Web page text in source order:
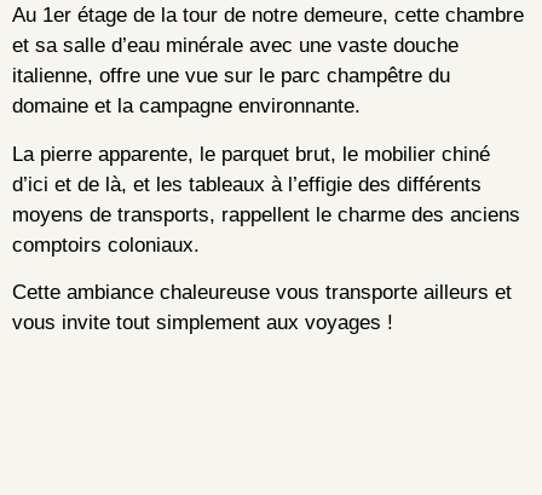
Au 1er étage de la tour de notre demeure, cette chambre
et sa salle d’eau minérale avec une vaste douche
italienne, offre une vue sur le parc champêtre du
domaine et la campagne environnante.
La pierre apparente, le parquet brut, le mobilier chiné
d’ici et de là, et les tableaux à l’effigie des différents
moyens de transports, rappellent le charme des anciens
comptoirs coloniaux.
Cette ambiance chaleureuse vous transporte ailleurs et
vous invite tout simplement aux voyages !